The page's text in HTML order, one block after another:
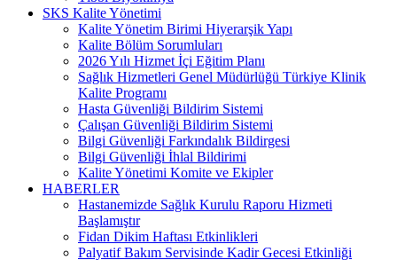
SKS Kalite Yönetimi
Kalite Yönetim Birimi Hiyerarşik Yapı
Kalite Bölüm Sorumluları
2026 Yılı Hizmet İçi Eğitim Planı
Sağlık Hizmetleri Genel Müdürlüğü Türkiye Klinik
Kalite Programı
Hasta Güvenliği Bildirim Sistemi
Çalışan Güvenliği Bildirim Sistemi
Bilgi Güvenliği Farkındalık Bildirgesi
Bilgi Güvenliği İhlal Bildirimi
Kalite Yönetimi Komite ve Ekipler
HABERLER
Hastanemizde Sağlık Kurulu Raporu Hizmeti
Başlamıştır
Fidan Dikim Haftası Etkinlikleri
Palyatif Bakım Servisinde Kadir Gecesi Etkinliği